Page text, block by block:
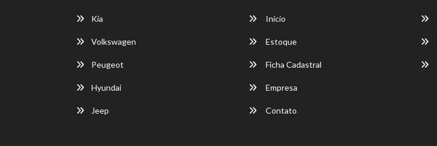
Kia
Volkswagen
Peugeot
Hyundai
Jeep
Início
Estoque
Ficha Cadastral
Empresa
Contato